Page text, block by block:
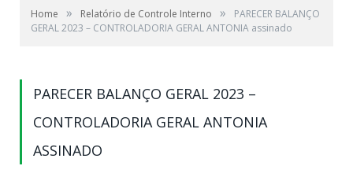
Home » Relatório de Controle Interno »
PARECER BALANÇO
GERAL 2023 – CONTROLADORIA GERAL ANTONIA assinado
PARECER BALANÇO GERAL 2023 –
CONTROLADORIA GERAL ANTONIA
ASSINADO